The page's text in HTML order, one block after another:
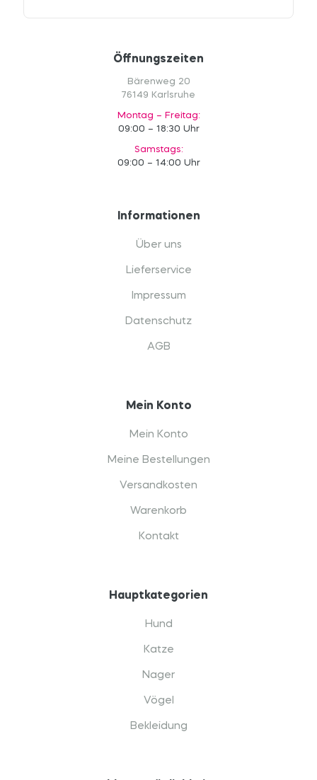
Öffnungszeiten
Bärenweg 20
76149 Karlsruhe
Montag – Freitag:
09:00 – 18:30 Uhr
Samstags:
09:00 – 14:00 Uhr
Informationen
Über uns
Lieferservice
Impressum
Datenschutz
AGB
Mein Konto
Mein Konto
Meine Bestellungen
Versandkosten
Warenkorb
Kontakt
Hauptkategorien
Hund
Katze
Nager
Vögel
Bekleidung